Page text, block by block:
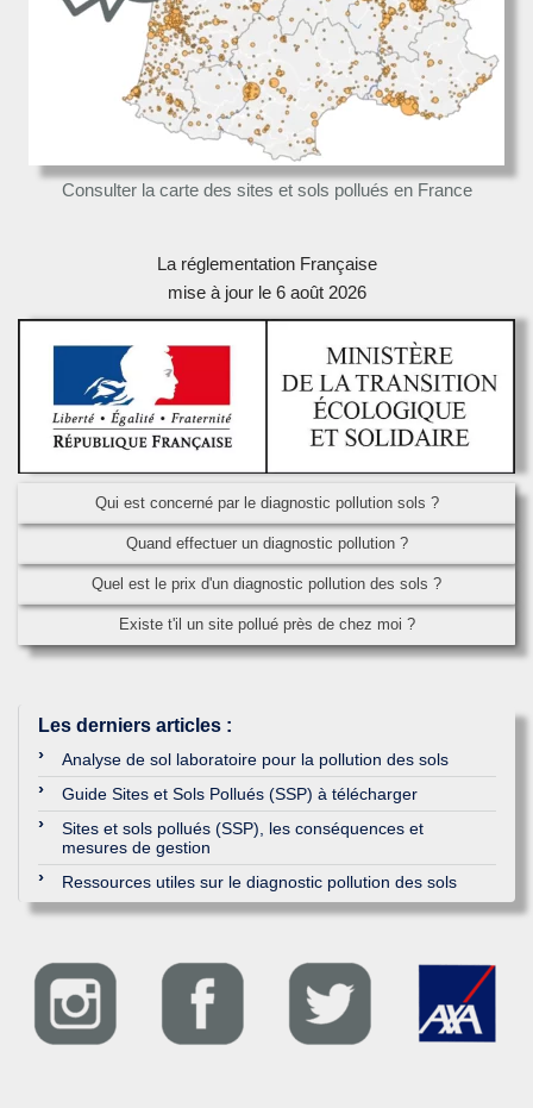
Consulter la carte des sites et sols pollués en France
La réglementation Française
mise à jour le 6 août 2026
Qui est concerné par le diagnostic pollution sols ?
Quand effectuer un diagnostic pollution ?
Quel est le prix d'un diagnostic pollution des sols ?
Existe t'il un site pollué près de chez moi ?
Les derniers articles :
Analyse de sol laboratoire pour la pollution des sols
Guide Sites et Sols Pollués (SSP) à télécharger
Sites et sols pollués (SSP), les conséquences et
mesures de gestion
Ressources utiles sur le diagnostic pollution des sols